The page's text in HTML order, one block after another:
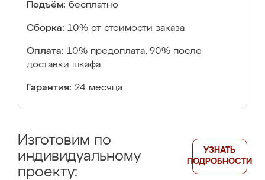
Подъём: бесплатно
Сборка: 10% от стоимости заказа
Оплата: 10% предоплата, 90% после
доставки шкафа
Гарантия: 24 месяца
Изготовим по
индивидуальному
проекту:
УЗНАТЬ
ПОДРОБНОСТИ